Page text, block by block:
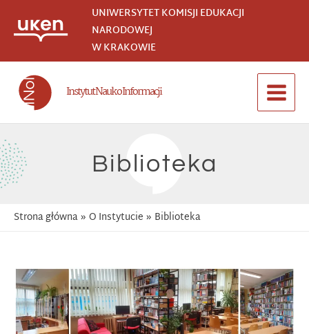
UNIWERSYTET KOMISJI EDUKACJI
NARODOWEJ
W KRAKOWIE
Instytut Nauk o Informacji
Main
Menu
Biblioteka
Strona główna O Instytucie Biblioteka